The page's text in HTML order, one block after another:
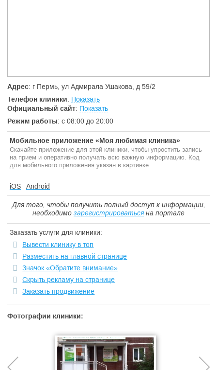
Адрес: г Пермь, ул Адмирала Ушакова, д 59/2
Телефон клиники: Показать
Официальный сайт: Показать
Режим работы: с 08:00 до 20:00
Мобильное приложение «Моя любимая клиника»
Скачайте приложение для этой клиники, чтобы упростить запись
на прием и оперативно получать всю важную информацию. Код
для мобильного приложения указан в картинке.
iOS Android
Для того, чтобы получить полный доступ к информации,
необходимо зарегистрироватьсяна портале
Заказать услуги для клиники:
Вывести клинику в топ
Разместить на главной странице
Значок «Обратите внимание»
Скрыть рекламу на странице
Заказать продвижение
Фотографии клиники: